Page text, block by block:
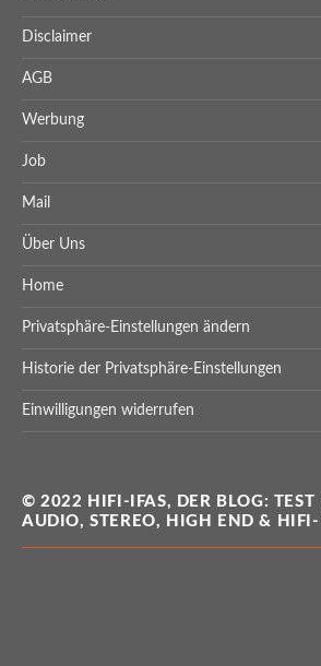
Disclaimer
AGB
Werbung
Job
Mail
Über Uns
Home
Privatsphäre-Einstellungen ändern
Historie der Privatsphäre-Einstellungen
Einwilligungen widerrufen
© 2022 HIFI-IFAS, DER BLOG: TEST
AUDIO, STEREO, HIGH END & HIFI-